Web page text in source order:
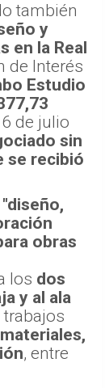
también
y
en la Real
de Interés
Estudio
de julio
sin
se recibió
"diseño,
obras
los dos
y al ala
trabajos
, entre